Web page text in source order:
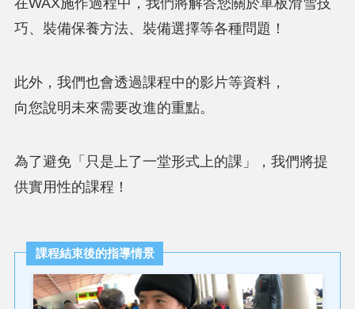
在WAX施作過程中，我們將解答您關於單板滑雪技
巧、裝備保養方法、裝備選擇等各種問題！
此外，我們也會透過課程中的影片等資料，
向您說明未來需要改進的重點。
為了避免「只是上了一堂形式上的課」，我們將提
供實用性的課程！
課程結束後的指導情景